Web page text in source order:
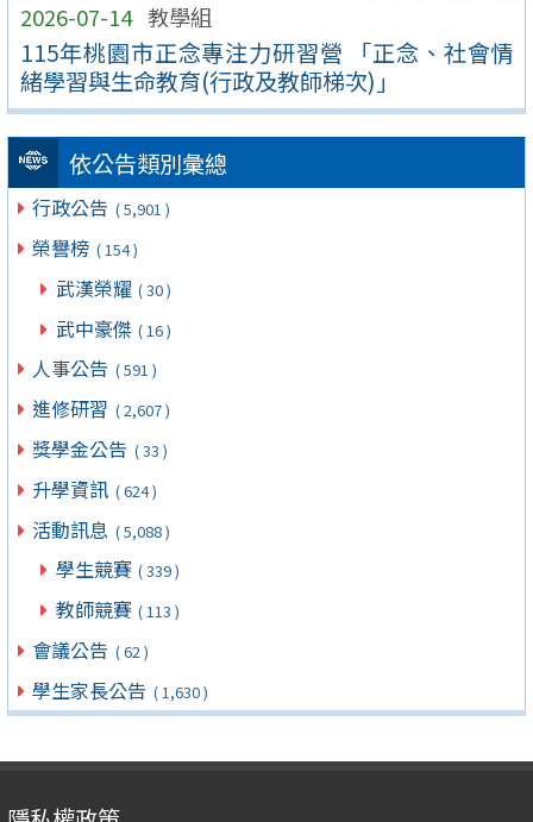
2026-07-14 教學組
115年桃園市正念專注力研習營 「正念、社會情
緒學習與生命教育(行政及教師梯次)」
依公告類別彙總
行政公告 ( 5,901 )
榮譽榜 ( 154 )
武漢榮耀 ( 30 )
武中豪傑 ( 16 )
人事公告 ( 591 )
進修研習 ( 2,607 )
獎學金公告 ( 33 )
升學資訊 ( 624 )
活動訊息 ( 5,088 )
學生競賽 ( 339 )
教師競賽 ( 113 )
會議公告 ( 62 )
學生家長公告 ( 1,630 )